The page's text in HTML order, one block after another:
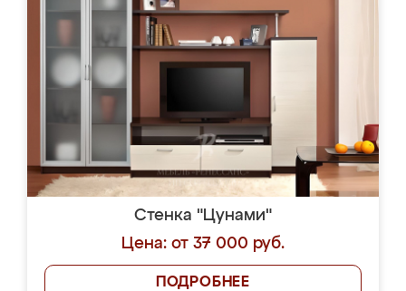
Стенка "Цунами"
Цена: от 37 000 руб.
ПОДРОБНЕЕ